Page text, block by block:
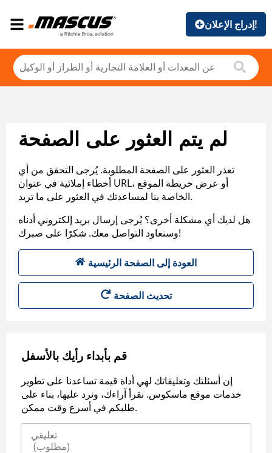
إدراج الإعلان!
لم يتم العثور على الصفحة
تعذر العثور على الصفحة المطلوبة. يُرجى التحقق من أي
أخطاء إملائية في عنوان URL، أو عرض خريطة الموقع
الخاصة بنا لمساعدتك في العثور على ما تريد.
هل لديك أي مشكلة أخرى؟ يُرجى إرسال بريد إلكتروني أدناه
وسنعاود التواصل معك. شكرًا على صبرك!
العودة إلى الصفحة الرئيسية
تحديث الصفحة
قم بأبداء رأيك بالأسفل
إن أسئلتك وتعليقاتك لهي أداة قيمة تساعدنا على تطوير
خدمات موقع ماسكوس. نقرأ آراءك، ونرد عليها، بناء على
طلبكم في أسرع وقت ممكن.